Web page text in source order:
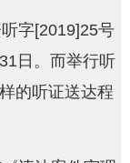
字[2019]25号
日。而举行听
的听证送达程